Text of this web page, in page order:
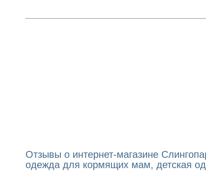
Отзывы о интернет-магазине
одежда для кормящих мам, детская